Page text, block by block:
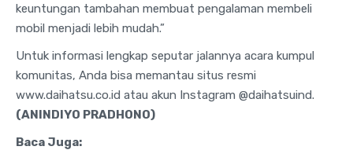
keuntungan tambahan membuat pengalaman membeli
mobil menjadi lebih mudah.”
Untuk informasi lengkap seputar jalannya acara kumpul
komunitas, Anda bisa memantau situs resmi
www.daihatsu.co.id atau akun Instagram @daihatsuind.
(ANINDIYO PRADHONO)
Baca Juga: